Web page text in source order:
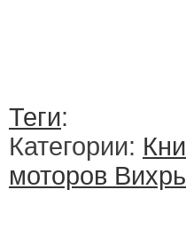
Теги:
Категории:
моторов Вихрь